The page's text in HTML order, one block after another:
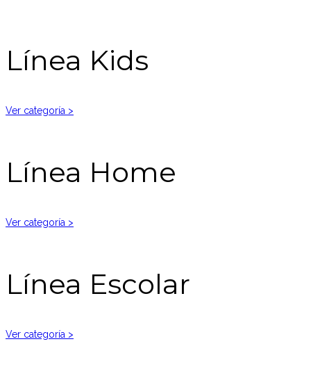
Línea Kids
Ver categoría >
Línea Home
Ver categoría >
Línea Escolar
Ver categoría >